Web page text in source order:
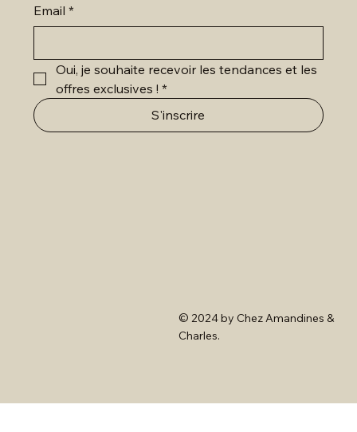
Email *
Oui, je souhaite recevoir les tendances et les
offres exclusives ! *
S'inscrire
© 2024 by Chez Amandines &
Charles.